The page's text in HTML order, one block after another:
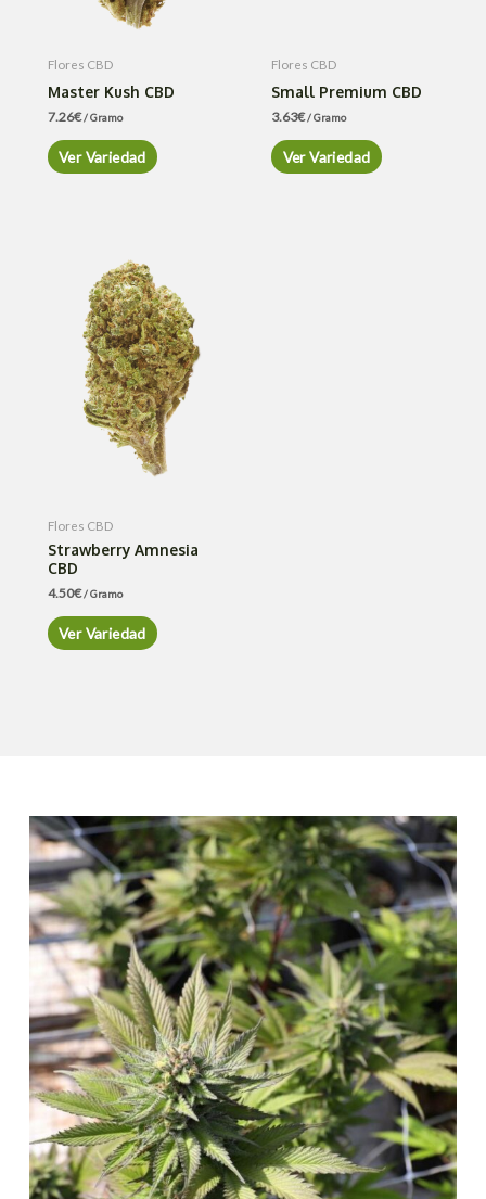
Flores CBD
Master Kush CBD
7.26€/ Gramo
Ver Variedad
Flores CBD
Small Premium CBD
3.63€/ Gramo
Ver Variedad
Flores CBD
Strawberry Amnesia
CBD
4.50€/ Gramo
Ver Variedad